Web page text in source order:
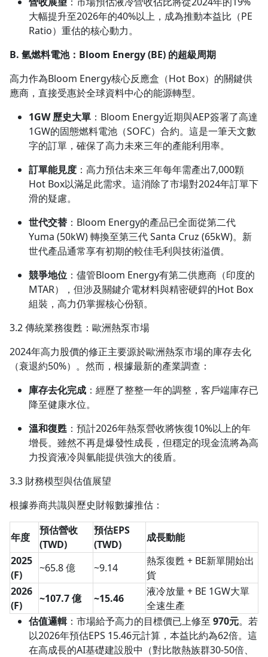
大幅提升至2026年的40%以上，成為推動本益比（PE
Ratio）重估的核心動力。
B. 氫燃料電池：Bloom Energy (BE) 的超級周期
高力作為Bloom Energy核心反應盒（Hot Box）的關鍵供
應商，直接受惠於全球資料中心的能源轉型。
1GW 歷史大單 ：Bloom Energy近期與AEP簽署了高達
1GW的固態燃料電池（SOFC）合約。這是一筆天文數
字的訂單，確保了高力未來三年的產能利用率。
訂單能見度 ：高力預估未來三年每年需產出7,000顆
Hot Box以滿足此需求。這消除了市場對2024年訂單下
滑的疑慮。
世代交替 ：Bloom Energy的產品已全面從第二代
Yuma (50kW) 轉換至第三代 Santa Cruz (65kW)。新
世代產品通常享有初期的較佳毛利與技術溢價。
競爭地位 ：儘管Bloom Energy有第二供應商（印度的
MTAR），但涉及關鍵介電材料與精密硬銲的Hot Box
組裝，高力仍掌握核心份額。
3.2 傳統業務復甦：歐洲熱泵市場
2024年高力股價的修正主要源於歐洲熱泵市場的庫存去化
（衰退約50%）。然而，根據最新的產業調查：
庫存去化完成 ：經歷了整整一年的調整，客戶端庫存已
降至健康水位。
溫和復甦 ：預計2026年熱泵營收將恢復10%以上的年
增長。雖然不再是爆發性成長，但穩定的現金流將為高
力投資液冷與氫能提供強大的後盾。
3.3 財務模型與估值展望
根據券商共識與歷史財報數據推估：
年度
預估營收
(TWD)
預估EPS
(TWD)
成長動能
2025
(F)
~65.8 億 ~9.14
熱泵復甦 + BE新單開始出
貨
2026
(F)
~107.7 億 ~15.46
液冷放量 + BE 1GW大單
全速生產
估值邏輯：市場給予高力的目標價已上修至 970元。若
以2026年預估EPS 15.46元計算，本益比約為62倍。這
在高成長的AI基礎建設股中（對比散熱族群30-50倍、